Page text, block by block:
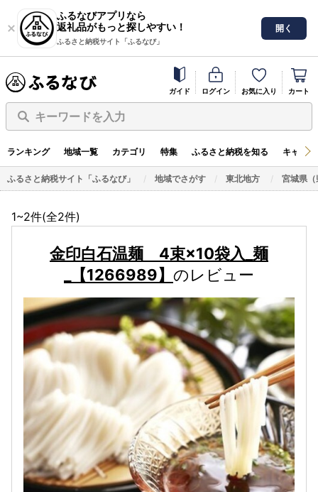
ふるなびアプリなら
返礼品がもっと探しやすい！
ふるさと納税サイト「ふるなび」
開く
ガイド ログイン お気に入り カート
キーワードを入力
ランキング 地域一覧 カテゴリ 特集 ふるさと納税を知る キャン
ふるさと納税サイト「ふるなび」 地域でさがす 東北地方 宮城県（
1~2件(全2件)
金印白石温麺 4束×10袋入_麺
_【1266989】 のレビュー